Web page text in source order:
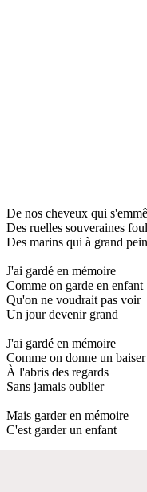
De nos cheveux qui
Des ruelles souveraines
Des marins qui à grand
J'ai gardé en mémoire
Comme on garde en enfant
Qu'on ne voudrait pas voir
Un jour devenir grand
J'ai gardé en mémoire
Comme on donne un baiser
À l'abris des regards
Sans jamais oublier
Mais garder en mémoire
C'est garder un enfant